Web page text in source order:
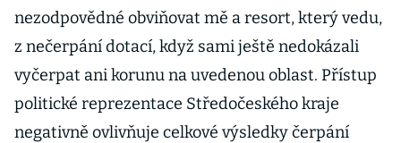
nezodpovědné obviňovat mě a resort, který vedu,
z nečerpání dotací, když sami ještě nedokázali
vyčerpat ani korunu na uvedenou oblast. Přístup
politické reprezentace Středočeského kraje
negativně ovlivňuje celkové výsledky čerpání